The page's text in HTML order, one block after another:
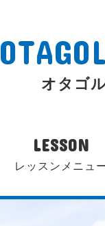
オタゴ
LESSON
レッスンメニュ